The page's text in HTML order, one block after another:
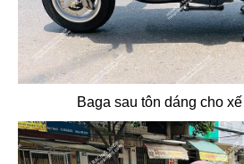
Baga sau tôn dáng cho